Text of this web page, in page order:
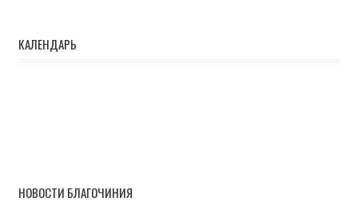
КАЛЕНДАРЬ
НОВОСТИ БЛАГОЧИНИЯ